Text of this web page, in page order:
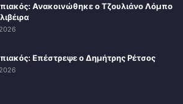
Ανακοινώθηκε ο Τζουλιάνο Λόμπο
Επέστρεψε ο Δημήτρης Ρέτσος